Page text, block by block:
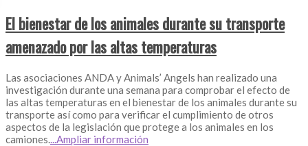
El bienestar de los animales durante su transporte
amenazado por las altas temperaturas
Las asociaciones ANDA y Animals’ Angels han realizado una
investigación durante una semana para comprobar el efecto de
las altas temperaturas en el bienestar de los animales durante su
transporte así como para verificar el cumplimiento de otros
aspectos de la legislación que protege a los animales en los
camiones.
...Ampliar información